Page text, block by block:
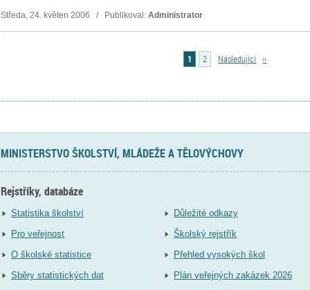
Středa, 24. květen 2006 / Publikoval: Administrator
1 2 Následující ››
MINISTERSTVO ŠKOLSTVÍ, MLÁDEŽE A TĚLOVÝCHOVY
Rejstříky, databáze
Statistika školství
Pro veřejnost
O školské statistice
Sběry statistických dat
Důležité odkazy
Školský rejstřík
Přehled vysokých škol
Plán veřejných zakázek 2026